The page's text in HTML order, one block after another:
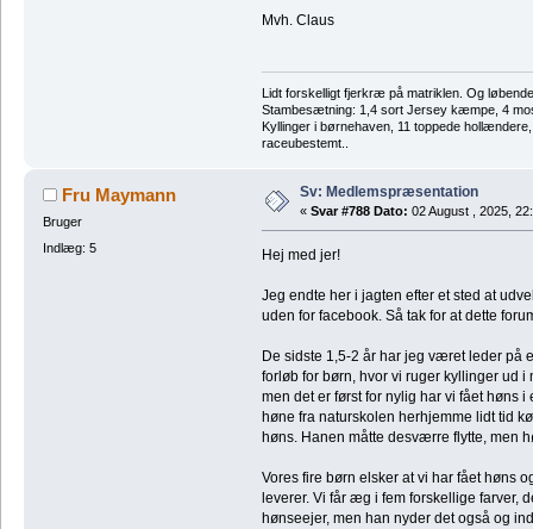
Mvh. Claus
Lidt forskelligt fjerkræ på matriklen. Og
Stambesætning: 1,4 sort Jersey kæmpe, 4
Kyllinger i børnehaven, 11 toppede
raceubestemt..
Fru Maymann
Bruger
Indlæg: 5
Sv: Medlemspræsentation
« Svar #788 Dato: 02 August , 2025,
Hej med jer!
Jeg endte her i jagten efter et sted at
uden for facebook. Så tak for at dette
De sidste 1,5-2 år har jeg været leder på
forløb for børn, hvor vi ruger kyllinger ud
men det er først for nylig har vi fået høns
høne fra naturskolen herhjemme lidt tid
høns. Hanen måtte desværre flytte, men
Vores fire børn elsker at vi har fået høns
leverer. Vi får æg i fem forskellige farver,
hønseejer, men han nyder det også og